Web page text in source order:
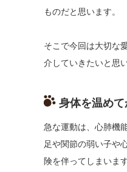
ものだと思います。
そこで今回は大切な
介していきたいと思
身体を温め
急な運動は、心肺機
足や関節の弱い子や
険を伴ってしまいます